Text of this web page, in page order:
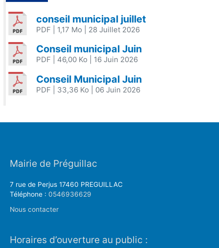
conseil municipal juillet
PDF | 1,17 Mo | 28 Juillet 2026
Conseil municipal Juin
PDF | 46,00 Ko | 16 Juin 2026
Conseil Municipal Juin
PDF | 33,36 Ko | 06 Juin 2026
Mairie de Préguillac
7 rue de Perjus 17460 PREGUILLAC
Téléphone : 0546936629
Nous contacter
Horaires d’ouverture au public :